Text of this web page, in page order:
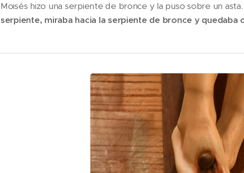
Moisés hizo una serpiente de bronce y la puso sobre un
serpiente, miraba hacia la serpiente de bronce y quedaba